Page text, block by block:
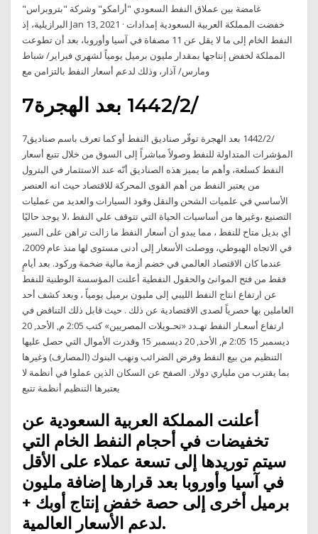
غامضة بين عملاق النفط السعودي "أرامكو" وشركة "بتروبراس"
البرازيلية، إذ Jan 13, 2021 · خفضت المملكة العربية السعودية إمدادات
النفط الخام إلى ما لا يقل عن 11 مصفاة في آسيا وأوروبا، بعد أن تطوعت
المملكة لخفض إنتاجها بمقدار مليون برميل يومياً لشهري فبراير/ شباط
ومارس/ آذار، وذلك لدعم أسعار النفط بالتزامن مع
7‏‏/2‏‏/1442 بعد الهجرة
7‏‏/2‏‏/1442 بعد الهجرة توفّر صناديق النفط أو كما تعرف باسم صناديق
المؤشرات المتداولة للنفط وصولاً مباشراً إلى السوق من خلال تتبع أسعار
النفط كسلعة، وأهم ما يميز هذه الصناديق أنّه عند الاستثمار في البترول
من يعتبر النفط من أهم القوى المحركة للاقتصاد حيث انه العنصر
الأساسي في علميات الشحن والنقل وقود السيارات والعديد من عمليات
التصنيع ،وغيرها من أساسيات الحياة التي تتوقف علي النفط ،لا يوجد حاليًا
أي بديل متاح للنفط ، مما يبدو أن أسعار النفط ما زالت تراهن على السير
في الاتجاه الهبوطي، ووصلت الأسعار إلى أدنى مستوى لها منذ عام 2009،
عندما كان الاقتصاد العالمي في خضم أزمة مالية ضخمة وركود. بعد أيامٍ
فقط من فتح الموانئ والحقول النفطية أعلنت المؤسسة الوطنية للنفط
عن ارتفاع انتاج النفط الليبي إلى مليون برميل يومياً ، وبعد كشف أحد
العاملين بها حصرياً لصدى الاقتصادية عن ذلك . حيث قابل ذلك التناقض في
ارتفاع أسعـار النفط تهـدد «تحـويلات المصريين» كتب 2:05 م, الأحد, 20
ديسمبر 15 2:05 م, الأحد, 20 ديسمبر 15 وقدرت الأموال التي حصل عليها
التنظيم من بيع النفط وفرض الضرائب ونهب البنوك (المصارف) وغيرها
بما يقترب من ملياري دولار. الصفح عن السكان الذين عملوا في أنظمة لا
يعتبرها التنظيم أنظمة تتبع
أعلنت المملكة العربية السعودية عن
تخفيضات في أحجام النفط الخام التي
سيتم توريدها إلى تسعة عملاء على الأقل
في آسيا وأوروبا بعد قرارها إضافة مليون
برميل أخرى إلى حصة خفض إنتاج أوبك +
لدعم الأسعار العالمية.